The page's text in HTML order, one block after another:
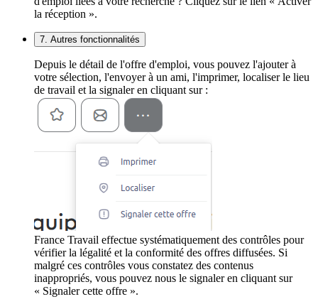
la réception ».
7. Autres fonctionnalités
Depuis le détail de l'offre d'emploi, vous pouvez l'ajouter à
votre sélection, l'envoyer à un ami, l'imprimer, localiser le lieu
de travail et la signaler en cliquant sur :
France Travail effectue systématiquement des contrôles pour
vérifier la légalité et la conformité des offres diffusées. Si
malgré ces contrôles vous constatez des contenus
inappropriés, vous pouvez nous le signaler en cliquant sur
« Signaler cette offre ».